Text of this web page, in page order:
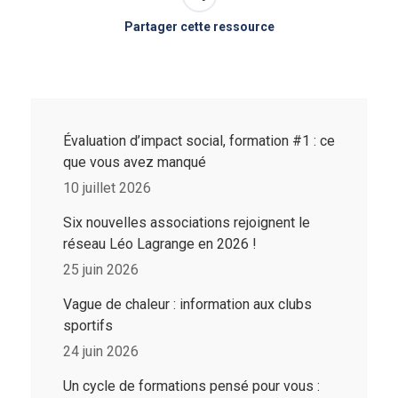
Partager cette ressource
Évaluation d’impact social, formation #1 : ce
que vous avez manqué
10 juillet 2026
Six nouvelles associations rejoignent le
réseau Léo Lagrange en 2026 !
25 juin 2026
Vague de chaleur : information aux clubs
sportifs
24 juin 2026
Un cycle de formations pensé pour vous :